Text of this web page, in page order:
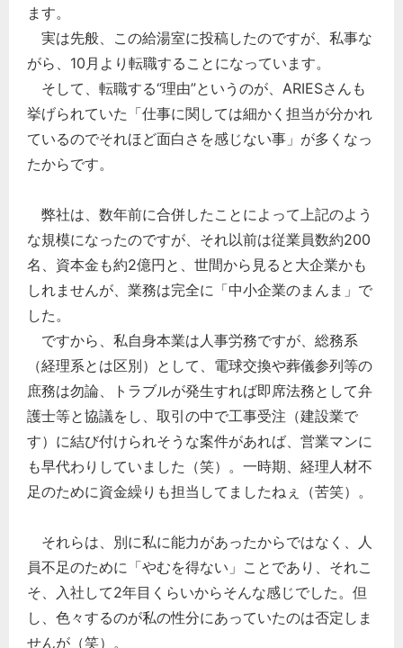
ます。
実は先般、この給湯室に投稿したのですが、私事な
がら、10月より転職することになっています。
そして、転職する“理由”というのが、ARIESさんも
挙げられていた「仕事に関しては細かく担当が分かれ
ているのでそれほど面白さを感じない事」が多くなっ
たからです。
弊社は、数年前に合併したことによって上記のよう
な規模になったのですが、それ以前は従業員数約200
名、資本金も約2億円と、世間から見ると大企業かも
しれませんが、業務は完全に「中小企業のまんま」で
した。
ですから、私自身本業は人事労務ですが、総務系
（経理系とは区別）として、電球交換や葬儀参列等の
庶務は勿論、トラブルが発生すれば即席法務として弁
護士等と協議をし、取引の中で工事受注（建設業で
す）に結び付けられそうな案件があれば、営業マンに
も早代わりしていました（笑）。一時期、経理人材不
足のために資金繰りも担当してましたねぇ（苦笑）。
それらは、別に私に能力があったからではなく、人
員不足のために「やむを得ない」ことであり、それこ
そ、入社して2年目くらいからそんな感じでした。但
し、色々するのが私の性分にあっていたのは否定しま
せんが（笑）。